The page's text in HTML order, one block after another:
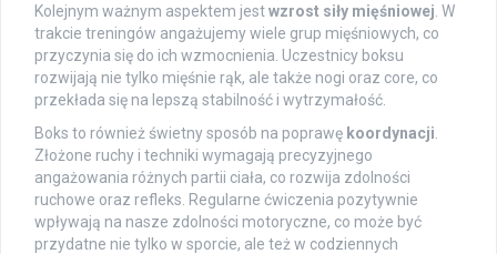
Kolejnym ważnym aspektem jestwzrost siły mięśniowej. W
trakcie treningów angażujemy wiele grup mięśniowych, co
przyczynia się do ich wzmocnienia. Uczestnicy boksu
rozwijają nie tylko mięśnie rąk, ale także nogi oraz core, co
przekłada się na lepszą stabilność i wytrzymałość.
Boks to również świetny sposób na poprawę koordynacji.
Złożone ruchy i techniki wymagają precyzyjnego
angażowania różnych partii ciała, co rozwija zdolności
ruchowe oraz refleks. Regularne ćwiczenia pozytywnie
wpływają na nasze zdolności motoryczne, co może być
przydatne nie tylko w sporcie, ale też w codziennych